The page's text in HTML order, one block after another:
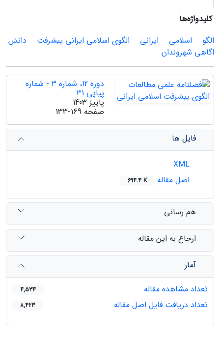
کلیدواژه‌ها
الگو
اسلامی ایرانی الگوی اسلامی ایرانی پیشرفت
دانش
اگاهی شهروندان
دوره 12، شماره 3 - شماره
پیاپی 31
پاییز 1403
صفحه 133-169
فایل ها
اصل مقاله
694.4 K
هم رسانی
ارجاع به این مقاله
آمار
تعداد مشاهده مقاله
4,534
تعداد دریافت فایل اصل مقاله 8,423